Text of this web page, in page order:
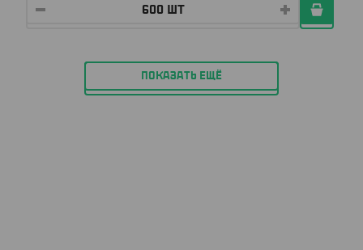
ПОКАЗАТЬ ЕЩЁ